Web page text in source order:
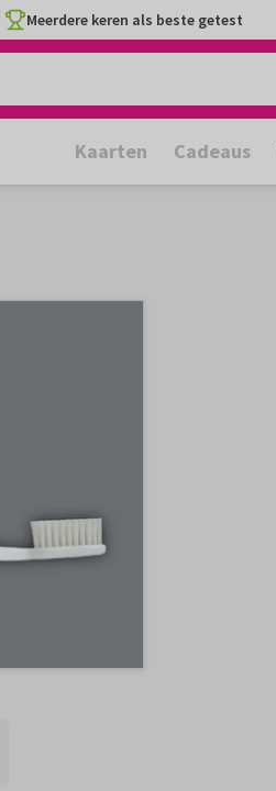
Meerdere keren als beste getest
Kaarten Cadeaus